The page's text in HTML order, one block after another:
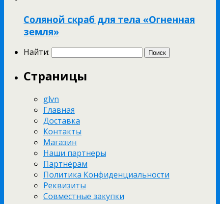
Соляной скраб для тела «Огненная
земля»
Найти:
Страницы
glvn
Главная
Доставка
Контакты
Магазин
Наши партнеры
Партнёрам
Политика Конфиденциальности
Реквизиты
Совместные закупки